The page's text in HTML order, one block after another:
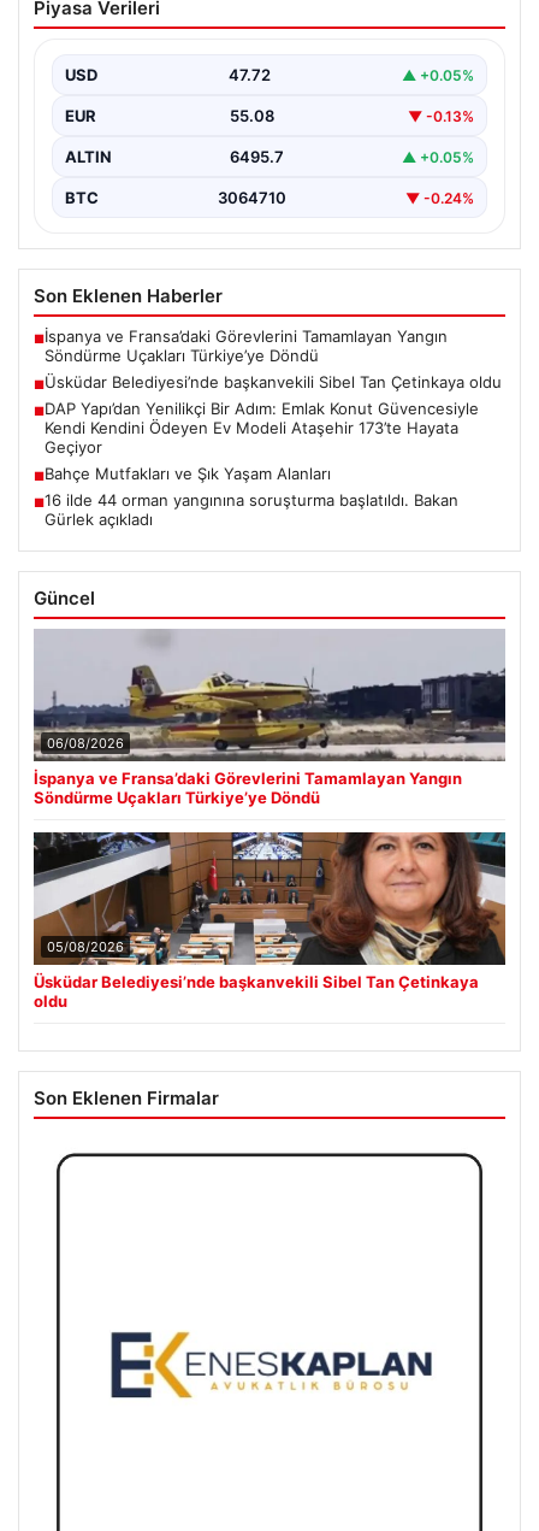
Sibel Tan Çetinkaya oldu
Piyasa Verileri
USD 47.72 ▲ +0.05%
EUR 55.08 ▼ -0.13%
ALTIN 6495.7 ▲ +0.05%
BTC 3064710 ▼ -0.24%
Son Eklenen Haberler
■İspanya ve Fransa’daki Görevlerini Tamamlayan Yangın
Söndürme Uçakları Türkiye’ye Döndü
■Üsküdar Belediyesi’nde başkanvekili Sibel Tan Çetinkaya oldu
■DAP Yapı’dan Yenilikçi Bir Adım: Emlak Konut Güvencesiyle
Kendi Kendini Ödeyen Ev Modeli Ataşehir 173’te Hayata
Geçiyor
■Bahçe Mutfakları ve Şık Yaşam Alanları
■16 ilde 44 orman yangınına soruşturma başlatıldı. Bakan
Gürlek açıkladı
Güncel
06/08/2026
İspanya ve Fransa’daki Görevlerini Tamamlayan Yangın
Söndürme Uçakları Türkiye’ye Döndü
05/08/2026
Üsküdar Belediyesi’nde başkanvekili Sibel Tan Çetinkaya
oldu
Son Eklenen Firmalar